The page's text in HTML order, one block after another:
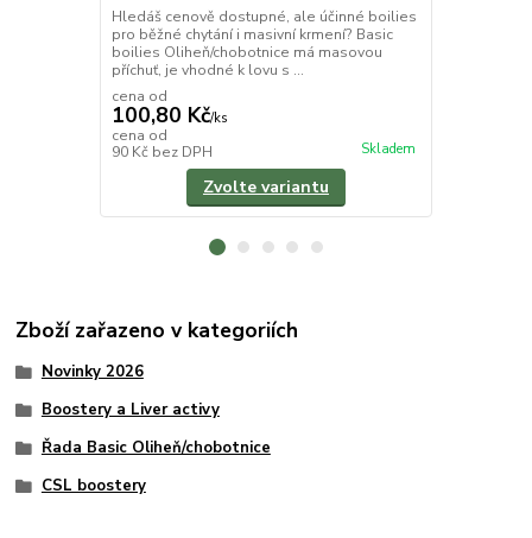
Hledáš cenově dostupné, ale účinné boilies
pro běžné chytání i masivní krmení? Basic
boilies Oliheň/chobotnice má masovou
příchuť, je vhodné k lovu s ...
cena od
100,80 Kč/ks
cena od
90 Kč bez DPH Skladem
Zvolte variantu
Zboží zařazeno v kategoriích
Novinky 2026
Boostery a Liver activy
Řada Basic Oliheň/chobotnice
CSL boostery